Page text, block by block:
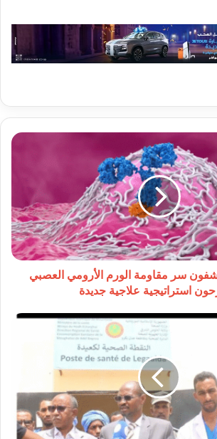
سر مقاومة الورم الأرومي العصبي
استراتيجية علاجية جديدة